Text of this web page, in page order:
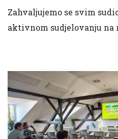
Zahvaljujemo se svim
aktivnom sudjelovanju na